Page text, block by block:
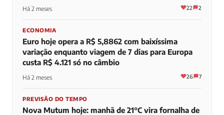
Há 2 meses 22 2
ECONOMIA
Euro hoje opera a R$ 5,8862 com baixíssima
variação enquanto viagem de 7 dias para Europa
custa R$ 4.121 só no câmbio
Há 2 meses 26 7
PREVISÃO DO TEMPO
Nova Mutum hoje: manhã de 21°C vira fornalha de